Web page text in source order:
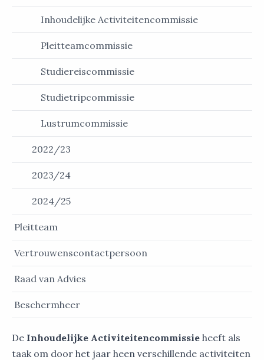
Inhoudelijke Activiteitencommissie
Pleitteamcommissie
Studiereiscommissie
Studietripcommissie
Lustrumcommissie
2022/23
2023/24
2024/25
Pleitteam
Vertrouwenscontactpersoon
Raad van Advies
Beschermheer
De Inhoudelijke Activiteitencommissie heeft als
taak om door het jaar heen verschillende activiteiten